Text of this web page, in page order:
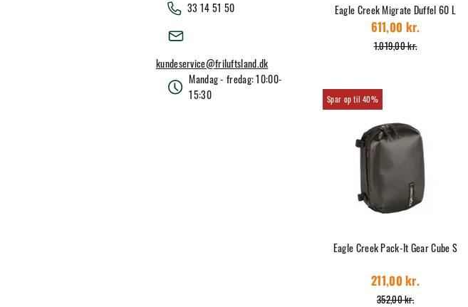
33 14 51 50
kundeservice@friluftsland.dk
Mandag - fredag: 10:00-
15:30
Eagle Creek Migrate Duffel 60 L
1.019,00 kr.
611,00 kr.
40%
Eagle Creek Pack-It Gear Cube S
352,00 kr.
211,00 kr.